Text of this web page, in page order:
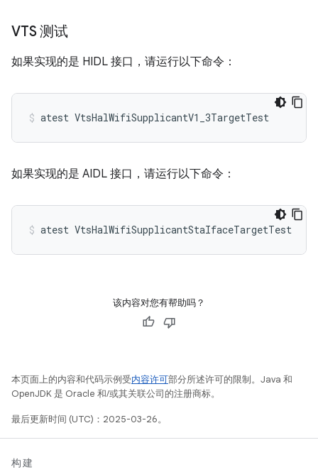
VTS 测试
如果实现的是 HIDL 接口，请运行以下命令：
atest VtsHalWifiSupplicantV1_3TargetTest
如果实现的是 AIDL 接口，请运行以下命令：
atest VtsHalWifiSupplicantStaIfaceTargetTest
该内容对您有帮助吗？
本页面上的内容和代码示例受内容许可部分所述许可的限制。Java 和
OpenJDK 是 Oracle 和/或其关联公司的注册商标。
最后更新时间 (UTC)：2025-03-26。
构建